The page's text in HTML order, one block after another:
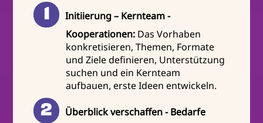
Initiierung – Kernteam -
Kooperationen: Das Vorhaben
konkretisieren, Themen, Formate
und Ziele definieren, Unterstützung
suchen und ein Kernteam
aufbauen, erste Ideen entwickeln.
Überblick verschaffen - Bedarfe